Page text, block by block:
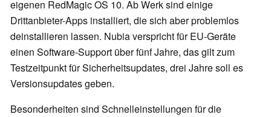
eigenen RedMagic OS 10. Ab Werk sind einige
Drittanbieter-Apps installiert, die sich aber problemlos
deinstallieren lassen. Nubia verspricht für EU-Geräte
einen Software-Support über fünf Jahre, das gilt zum
Testzeitpunkt für Sicherheitsupdates, drei Jahre soll es
Versionsupdates geben.
Besonderheiten sind Schnelleinstellungen für die